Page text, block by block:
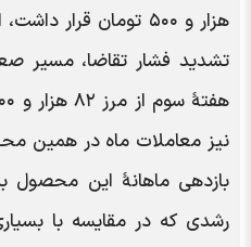
هزار و ۵۰۰ تومان
تشدید فشار تقاضا، مسیر
نیز معاملات ماه در همین
بازدهی ماهانۀ این
رشدی که در مقایسه با